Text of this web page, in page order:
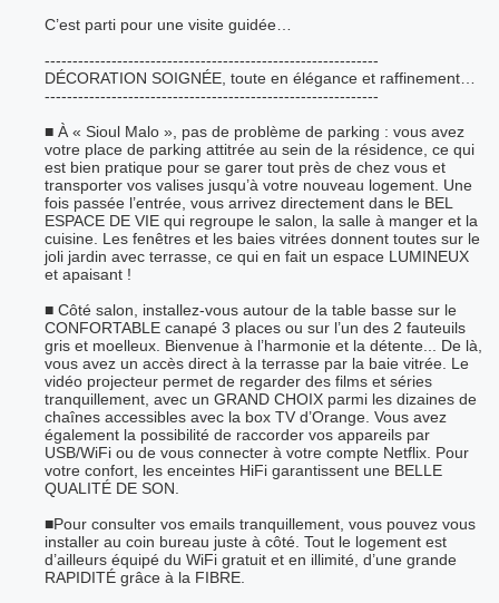
C’est parti pour une visite guidée…
------------------------------------------------------------
DÉCORATION SOIGNÉE, toute en élégance et raffinement…
------------------------------------------------------------
■ À « Sioul Malo », pas de problème de parking : vous avez
votre place de parking attitrée au sein de la résidence, ce qui
est bien pratique pour se garer tout près de chez vous et
transporter vos valises jusqu’à votre nouveau logement. Une
fois passée l’entrée, vous arrivez directement dans le BEL
ESPACE DE VIE qui regroupe le salon, la salle à manger et la
cuisine. Les fenêtres et les baies vitrées donnent toutes sur le
joli jardin avec terrasse, ce qui en fait un espace LUMINEUX
et apaisant !
■ Côté salon, installez-vous autour de la table basse sur le
CONFORTABLE canapé 3 places ou sur l’un des 2 fauteuils
gris et moelleux. Bienvenue à l’harmonie et la détente... De là,
vous avez un accès direct à la terrasse par la baie vitrée. Le
vidéo projecteur permet de regarder des films et séries
tranquillement, avec un GRAND CHOIX parmi les dizaines de
chaînes accessibles avec la box TV d’Orange. Vous avez
également la possibilité de raccorder vos appareils par
USB/WiFi ou de vous connecter à votre compte Netflix. Pour
votre confort, les enceintes HiFi garantissent une BELLE
QUALITÉ DE SON.
■Pour consulter vos emails tranquillement, vous pouvez vous
installer au coin bureau juste à côté. Tout le logement est
d’ailleurs équipé du WiFi gratuit et en illimité, d’une grande
RAPIDITÉ grâce à la FIBRE.